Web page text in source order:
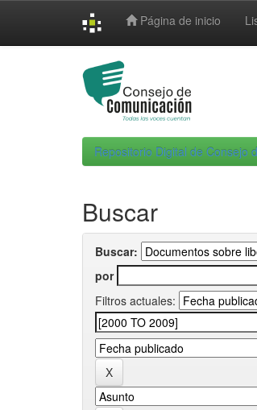
Página de inicio
Repositorio Digital de Consejo
Buscar
Buscar:
por
Filtros actuales: